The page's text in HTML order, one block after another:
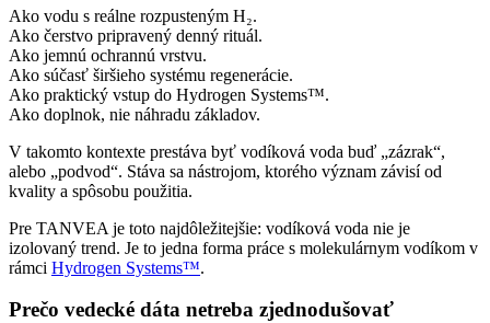
Ako vodu s reálne rozpusteným H₂.
Ako čerstvo pripravený denný rituál.
Ako jemnú ochrannú vrstvu.
Ako súčasť širšieho systému regenerácie.
Ako praktický vstup do Hydrogen Systems™.
Ako doplnok, nie náhradu základov.
V takomto kontexte prestáva byť vodíková voda buď „zázrak“,
alebo „podvod“. Stáva sa nástrojom, ktorého význam závisí od
kvality a spôsobu použitia.
Pre TANVEA je toto najdôležitejšie: vodíková voda nie je
izolovaný trend. Je to jedna forma práce s molekulárnym vodíkom v
rámci Hydrogen Systems™.
Prečo vedecké dáta netreba zjednodušovať